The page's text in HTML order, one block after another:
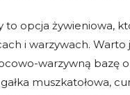
to opcja żywieniowa,
i warzywach. Warto
warzywną bazę
muszkatołowa,